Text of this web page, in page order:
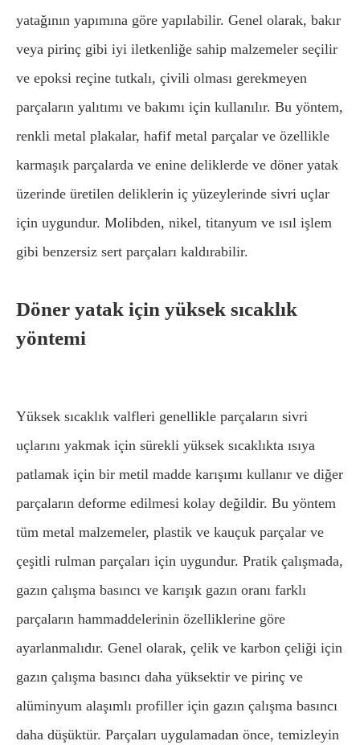
yatağının yapımına göre yapılabilir. Genel olarak, bakır
veya pirinç gibi iyi iletkenliğe sahip malzemeler seçilir
ve epoksi reçine tutkalı, çivili olması gerekmeyen
parçaların yalıtımı ve bakımı için kullanılır. Bu yöntem,
renkli metal plakalar, hafif metal parçalar ve özellikle
karmaşık parçalarda ve enine deliklerde ve döner yatak
üzerinde üretilen deliklerin iç yüzeylerinde sivri uçlar
için uygundur. Molibden, nikel, titanyum ve ısıl işlem
gibi benzersiz sert parçaları kaldırabilir.
Döner yatak için yüksek sıcaklık
yöntemi
Yüksek sıcaklık valfleri genellikle parçaların sivri
uçlarını yakmak için sürekli yüksek sıcaklıkta ısıya
patlamak için bir metil madde karışımı kullanır ve diğer
parçaların deforme edilmesi kolay değildir. Bu yöntem
tüm metal malzemeler, plastik ve kauçuk parçalar ve
çeşitli rulman parçaları için uygundur. Pratik çalışmada,
gazın çalışma basıncı ve karışık gazın oranı farklı
parçaların hammaddelerinin özelliklerine göre
ayarlanmalıdır. Genel olarak, çelik ve karbon çeliği için
gazın çalışma basıncı daha yüksektir ve pirinç ve
alüminyum alaşımlı profiller için gazın çalışma basıncı
daha düşüktür. Parçaları uygulamadan önce, temizleyin